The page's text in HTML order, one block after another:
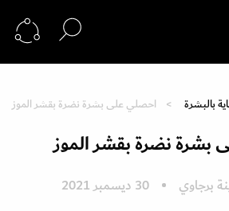
بالبشرة احصلي على بشرة نضرة بقشر الموز
نضرة بقشر الموز
برجاوي 30 ديسمبر 2021